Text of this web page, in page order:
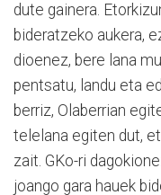
dute gainera.
bideratzeko aukera,
dioenez, bere lana
pentsatu, landu eta
berriz, Olaberrian
telelana egiten dut,
zait. GKo-ri
joango gara hauek